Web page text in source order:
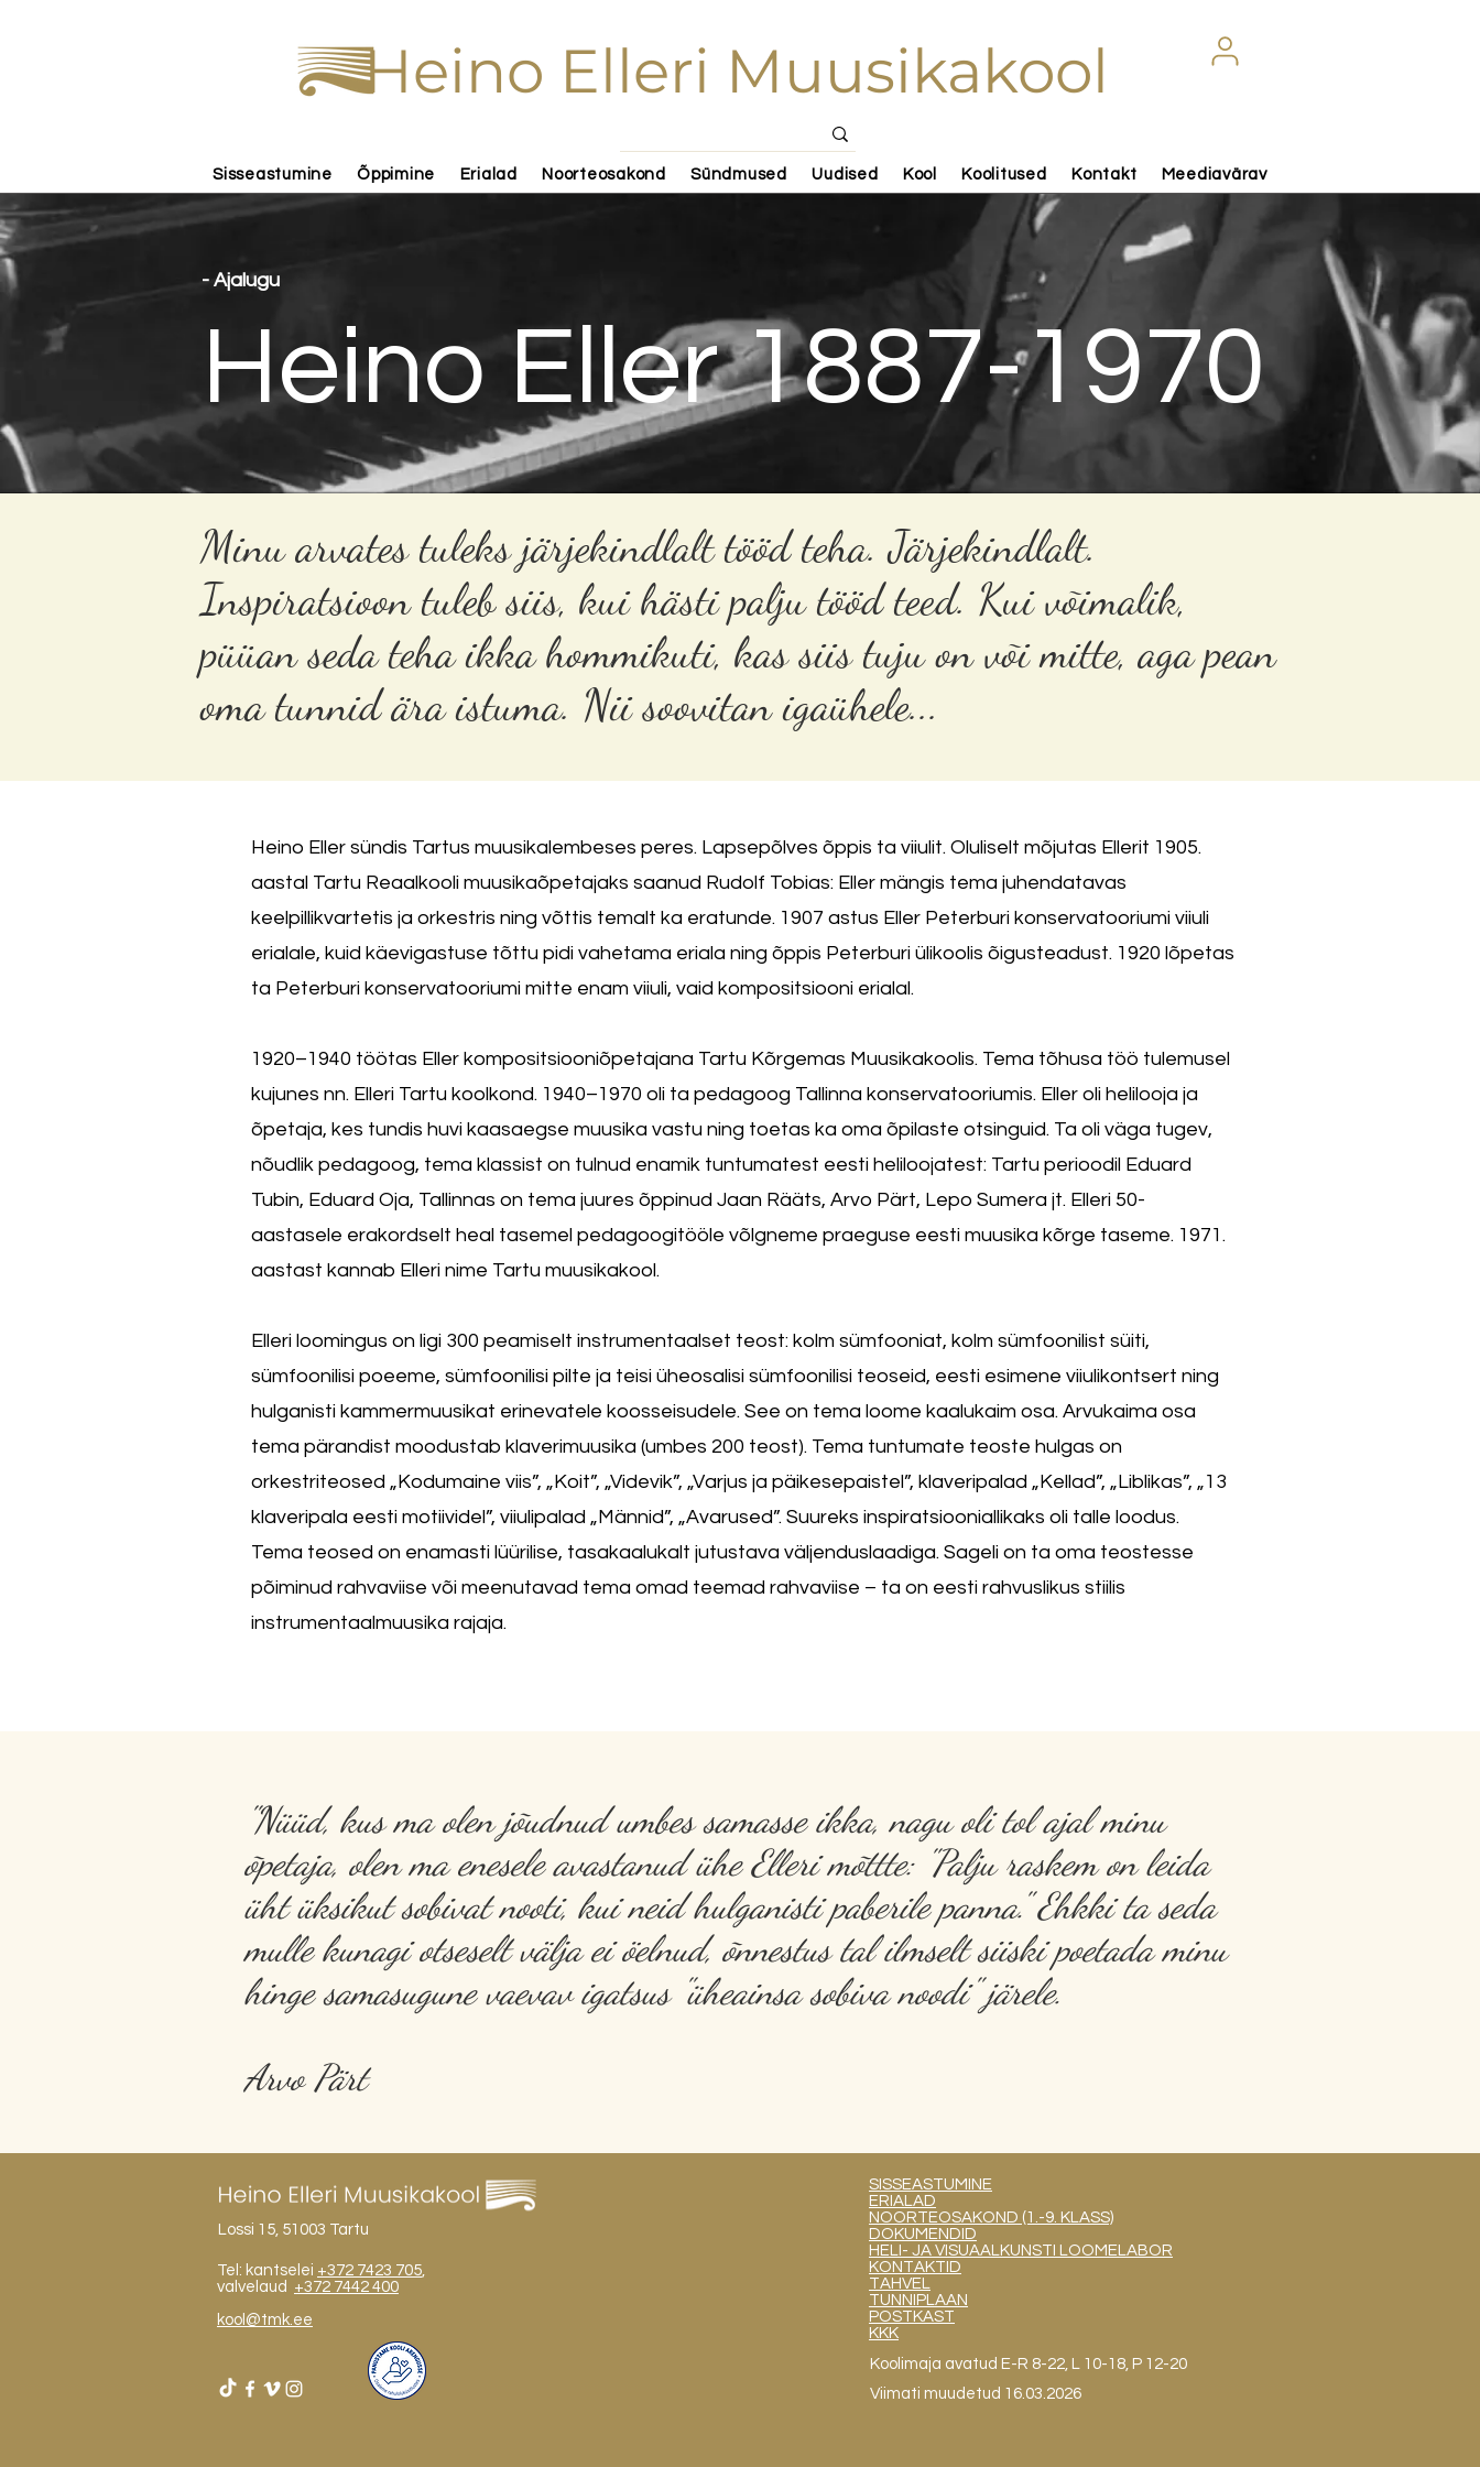
Heino Elleri Muusikakool
Sisseastumine Õppimine Erialad Noorteosakond Sündmused Uudised Kool Koolitused Kontakt Meediavärav
- Ajalugu
Heino Eller 1887-1970
Minu arvates tuleks järjekindlalt tööd teha. Järjekindlalt.
Inspiratsioon tuleb siis, kui hästi palju tööd teed. Kui võimalik,
püüan seda teha ikka hommikuti, kas siis tuju on või mitte, aga pean
oma tunnid ära istuma. Nii soovitan igaühele...
Heino Eller sündis Tartus muusikalembeses peres. Lapsepõlves õppis ta viiulit. Oluliselt mõjutas Ellerit 1905.
aastal Tartu Reaalkooli muusikaõpetajaks saanud Rudolf Tobias: Eller mängis tema juhendatavas
keelpillikvartetis ja orkestris ning võttis temalt ka eratunde. 1907 astus Eller Peterburi konservatooriumi viiuli
erialale, kuid käevigastuse tõttu pidi vahetama eriala ning õppis Peterburi ülikoolis õigusteadust. 1920 lõpetas
ta Peterburi konservatooriumi mitte enam viiuli, vaid kompositsiooni erialal.
1920–1940 töötas Eller kompositsiooniõpetajana Tartu Kõrgemas Muusikakoolis. Tema tõhusa töö tulemusel
kujunes nn. Elleri Tartu koolkond. 1940–1970 oli ta pedagoog Tallinna konservatooriumis. Eller oli helilooja ja
õpetaja, kes tundis huvi kaasaegse muusika vastu ning toetas ka oma õpilaste otsinguid. Ta oli väga tugev,
nõudlik pedagoog, tema klassist on tulnud enamik tuntumatest eesti heliloojatest: Tartu perioodil Eduard
Tubin, Eduard Oja, Tallinnas on tema juures õppinud Jaan Rääts, Arvo Pärt, Lepo Sumera jt. Elleri 50-
aastasele erakordselt heal tasemel pedagoogitööle võlgneme praeguse eesti muusika kõrge taseme. 1971.
aastast kannab Elleri nime Tartu muusikakool.
Elleri loomingus on ligi 300 peamiselt instrumentaalset teost: kolm sümfooniat, kolm sümfoonilist süiti,
sümfoonilisi poeeme, sümfoonilisi pilte ja teisi üheosalisi sümfoonilisi teoseid, eesti esimene viiulikontsert ning
hulganisti kammermuusikat erinevatele koosseisudele. See on tema loome kaalukaim osa. Arvukaima osa
tema pärandist moodustab klaverimuusika (umbes 200 teost). Tema tuntumate teoste hulgas on
orkestriteosed „Kodumaine viis”, „Koit”, „Videvik”, „Varjus ja päikesepaistel”, klaveripalad „Kellad”, „Liblikas”, „13
klaveripala eesti motiividel”, viiulipalad „Männid”, „Avarused”. Suureks inspiratsiooniallikaks oli talle loodus.
Tema teosed on enamasti lüürilise, tasakaalukalt jutustava väljenduslaadiga. Sageli on ta oma teostesse
põiminud rahvaviise või meenutavad tema omad teemad rahvaviise – ta on eesti rahvuslikus stiilis
instrumentaalmuusika rajaja.
"Nüüd, kus ma olen jõudnud umbes samasse ikka, nagu oli tol ajal minu
õpetaja, olen ma enesele avastanud ühe Elleri mõttte: "Palju raskem on leida
üht üksikut sobivat nooti, kui neid hulganisti paberile panna." Ehkki ta seda
mulle kunagi otseselt välja ei öelnud, õnnestus tal ilmselt siiski poetada minu
hinge samasugune vaevav igatsus "üheainsa sobiva noodi" järele.
Arvo Pärt
Lossi 15, 51003 Tartu
Tel: kantselei +372 7423 705,
valvelaud +372 7442 400
kool@tmk.ee
SISSEASTUMINE
ERIALAD
NOORTEOSAKOND (1.-9. KLASS)
DOKUMENDID
HELI- JA VISUAALKUNSTI LOOMELABOR
KONTAKTID
TAHVEL
TUNNIPLAAN
POSTKAST
KKK
Koolimaja avatud E-R 8-22, L 10-18, P 12-20
Viimati muudetud 16.03.2026